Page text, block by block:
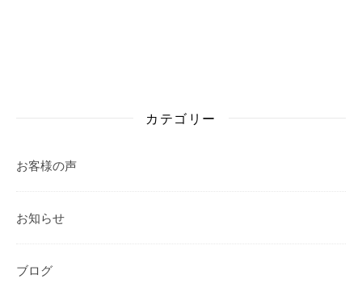
カテゴリー
お客様の声
お知らせ
ブログ